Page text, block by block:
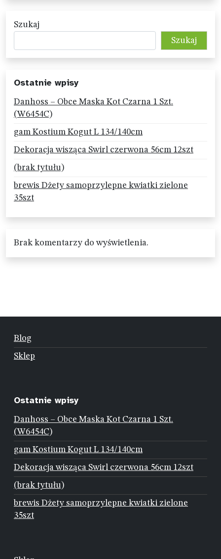
Szukaj
Szukaj
Ostatnie wpisy
Danhoss – Obce Maska Kot Czarna 1 Szt.
(W6454C)
gam Kostium Kogut L 134/140cm
Dekoracja wisząca Swirl czerwona 56cm 12szt
(brak tytułu)
brewis Dżety samoprzylepne kwiatki zielone
35szt
Brak komentarzy do wyświetlenia.
Blog
Sklep
Ostatnie wpisy
Danhoss – Obce Maska Kot Czarna 1 Szt.
(W6454C)
gam Kostium Kogut L 134/140cm
Dekoracja wisząca Swirl czerwona 56cm 12szt
(brak tytułu)
brewis Dżety samoprzylepne kwiatki zielone
35szt